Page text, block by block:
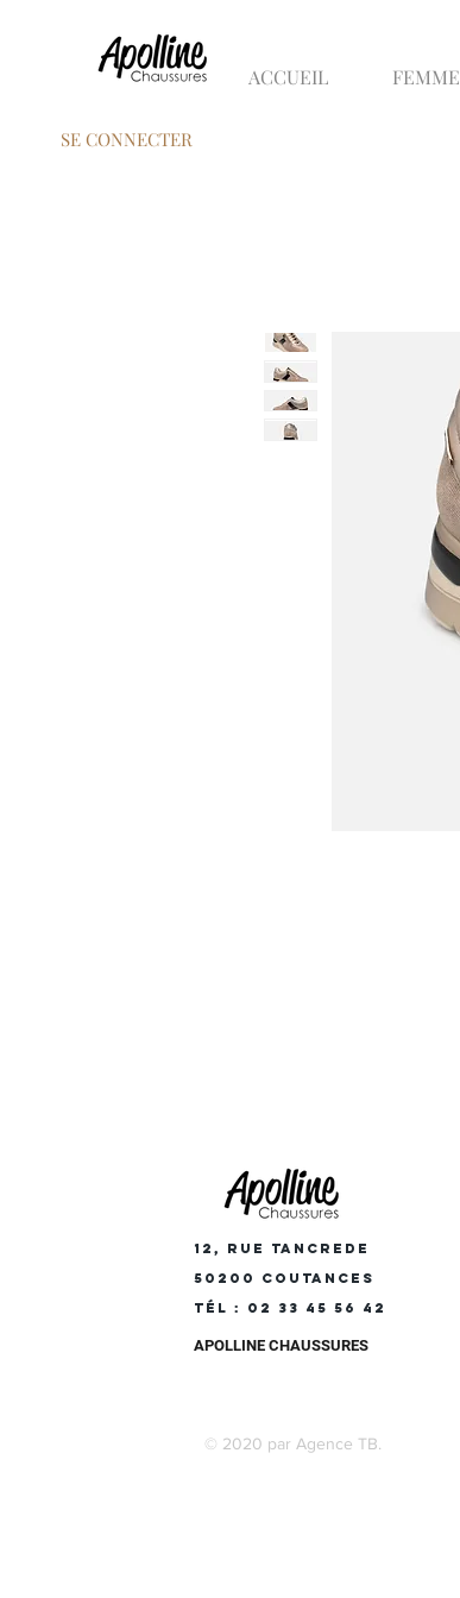
ACCUEIL FEMME
SE CONNECTER
© 2020 par Agence TB.
12, RUE TANCREDE
50200 COUTANCES
Tél : 02 33 45 56 42
APOLLINE CHAUSSURES